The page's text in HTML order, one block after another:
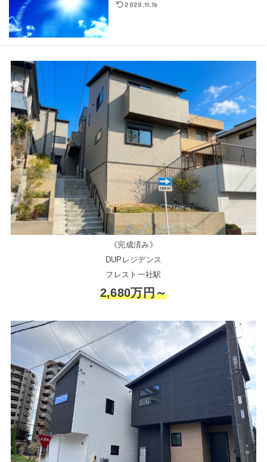
2020.11.16
《完成済み》
DUPレジデンス
フレスト一社駅
2,680万円～